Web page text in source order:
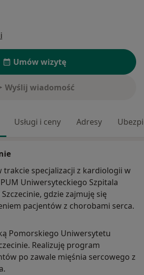
Umów wizytę
Wyślij wiadomość
Usługi i ceny Adresy
trakcie specjalizacji z kardiologii w
Uniwersyteckiego Szpitala
gdzie zajmuję się
pacjentów z chorobami serca.
Pomorskiego Uniwersytetu
Realizuję program
po zawale mięśnia sercowego z